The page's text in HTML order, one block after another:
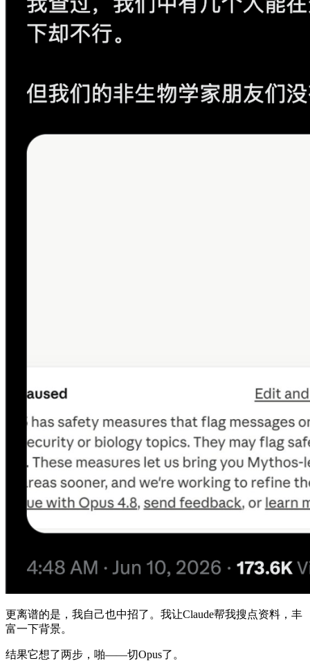
更离谱的是，我自己也中招了。我让Claude帮我搜点资料，丰
富一下背景。
结果它想了两步，啪——切Opus了。